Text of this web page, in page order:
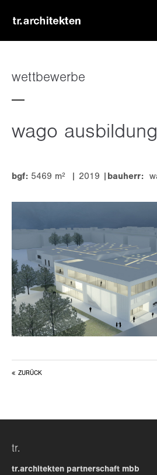
passwort
lorem ipsum dolor sit amet:
24h/ 365days
376-293 city road, suite 600
have any questions?
wettbewerbe
wago
bgf: 5469 m² | 2019 | bauherr:
ZURÜCK
tr.
tr.architekten partnerschaft mbb